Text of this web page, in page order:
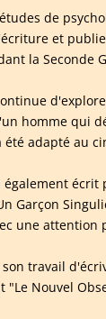
de
et
la Seconde
homme qui
été adapté au
écrit
Garçon
une
son travail
"Le Nouvel